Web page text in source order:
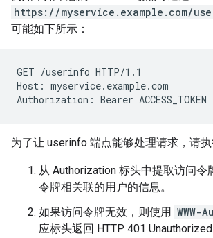
https://myservice.example.com/
可能如下所示：
GET /userinfo HTTP/1.1
Host: myservice.example.com
为了让 userinfo 端点能够处理请求，请执
从 Authorization 标头中提取访问令
令牌相关联的用户的信息。
如果访问令牌无效，则使用
应标头返回 HTTP 401